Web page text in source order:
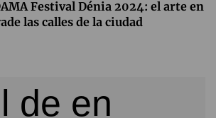
Festival Dénia 2024: el arte en
las calles de la ciudad